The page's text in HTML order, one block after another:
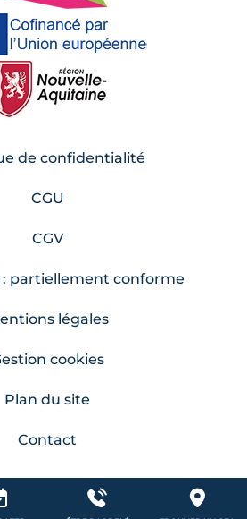
de confidentialité
CGU
CGV
: partiellement conforme
légales
cookies
Plan du site
Contact